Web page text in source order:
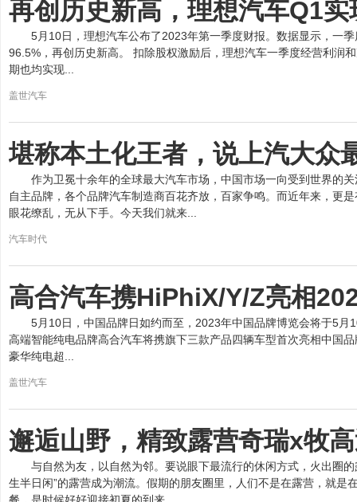
再创历史新高，理想汽车Q1
5月10日，理想汽车公布了2023年第一季度财报。数据显示，一
96.5%，再创历史新高。 扣除股权激励后，理想汽车一季度经营利润
期也均实现...
盖世汽车
堪称本土化王者，说上汽大众
作为卫冕十余年的全球最大汽车市场，中国市场一向受到世界的
自主品牌，各个品牌汽车制造商百花齐放，百家争鸣。而近年来，更
眼花缭乱，无从下手。今天我们就来...
汽车时代
高合汽车携HiPhiX/Y/Z亮相
5月10日，中国品牌日如约而至，2023年中国品牌博览会将于5
高端智能纯电品牌高合汽车将携旗下三款产品四辆车型首次亮相中国
豪华纯电超...
盖世汽车
邂逅山野，精致露营奇瑞x牧
与自然为友，以自然为邻。要说眼下最流行的休闲方式，火出圈
生半日闲”的露营成为潮流。假期的朋友圈里，人们不是在露营，就是